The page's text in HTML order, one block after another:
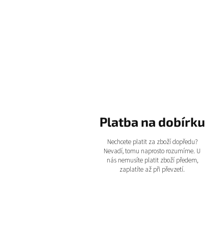
Platba na dobírku
Nechcete platit za zboží dopředu?
Nevadí, tomu naprosto rozumíme. U
nás nemusíte platit zboží předem,
zaplatíte až při převzetí.